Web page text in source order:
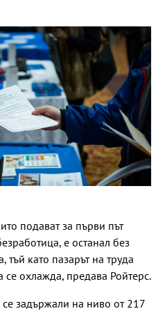
подават за първи път
е останал без
като пазарът на труда
охлажда, предава Ройтерс.
задържали на ниво от 217